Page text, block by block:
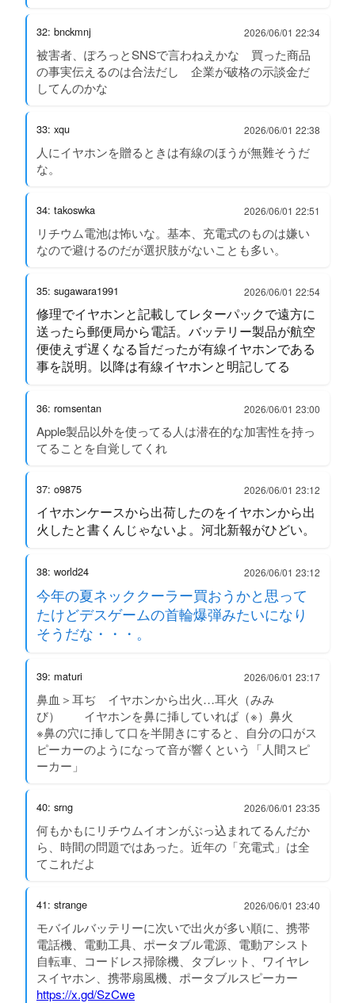
32: bnckmnj 2026/06/01 22:34
被害者、ぽろっとSNSで言わねえかな 買った商品
の事実伝えるのは合法だし 企業が破格の示談金だ
してんのかな
33: xqu 2026/06/01 22:38
人にイヤホンを贈るときは有線のほうが無難そうだ
な。
34: takoswka 2026/06/01 22:51
リチウム電池は怖いな。基本、充電式のものは嫌い
なので避けるのだが選択肢がないことも多い。
35: sugawara1991 2026/06/01 22:54
修理でイヤホンと記載してレターパックで遠方に
送ったら郵便局から電話。バッテリー製品が航空
便使えず遅くなる旨だったが有線イヤホンである
事を説明。以降は有線イヤホンと明記してる
36: romsentan 2026/06/01 23:00
Apple製品以外を使ってる人は潜在的な加害性を持っ
てることを自覚してくれ
37: o9875 2026/06/01 23:12
イヤホンケースから出荷したのをイヤホンから出
火したと書くんじゃないよ。河北新報がひどい。
38: world24 2026/06/01 23:12
今年の夏ネッククーラー買おうかと思って
たけどデスゲームの首輪爆弾みたいになり
そうだな・・・。
39: maturi 2026/06/01 23:17
鼻血＞耳ぢ イヤホンから出火…耳火（みみ
び） イヤホンを鼻に挿していれば（※）鼻火
※鼻の穴に挿して口を半開きにすると、自分の口がス
ピーカーのようになって音が響くという「人間スピ
ーカー」
40: srng 2026/06/01 23:35
何もかもにリチウムイオンがぶっ込まれてるんだか
ら、時間の問題ではあった。近年の「充電式」は全
てこれだよ
41: strange 2026/06/01 23:40
モバイルバッテリーに次いで出火が多い順に、携帯
電話機、電動工具、ポータブル電源、電動アシスト
自転車、コードレス掃除機、タブレット、ワイヤレ
スイヤホン、携帯扇風機、ポータブルスピーカー
https://x.gd/SzCwe